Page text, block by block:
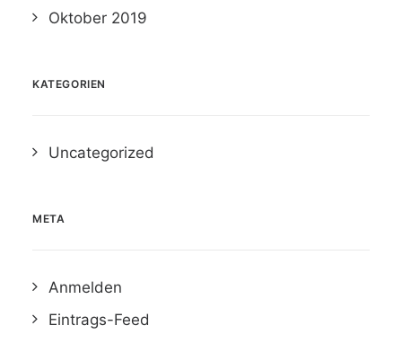
Oktober 2019
KATEGORIEN
Uncategorized
META
Anmelden
Eintrags-Feed